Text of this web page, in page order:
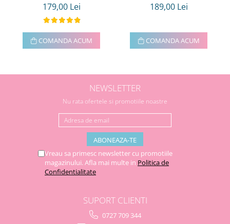
179,00 Lei
COMANDA ACUM
189,00 Lei
COMANDA ACUM
NEWSLETTER
Nu rata ofertele si promotiile noastre
Vreau sa primesc newsletter cu promotiile
magazinului. Afla mai multe in Politica de
Confidentialitate
SUPORT CLIENTI
0727 709 344